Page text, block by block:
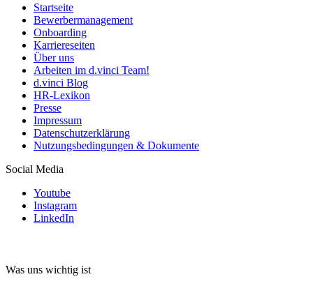
Startseite
Bewerbermanagement
Onboarding
Karriereseiten
Über uns
Arbeiten im d.vinci Team!
d.vinci Blog
HR-Lexikon
Presse
Impressum
Datenschutzerklärung
Nutzungsbedingungen & Dokumente
Social Media
Youtube
Instagram
LinkedIn
Was uns wichtig ist